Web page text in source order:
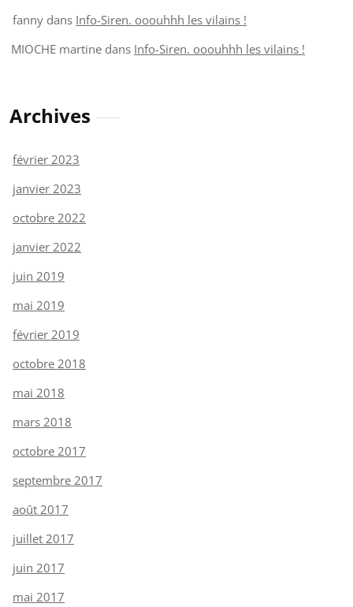
fanny dans Info-Siren. ooouhhh les vilains !
MIOCHE martine dans Info-Siren. ooouhhh les vilains !
Archives
février 2023
janvier 2023
octobre 2022
janvier 2022
juin 2019
mai 2019
février 2019
octobre 2018
mai 2018
mars 2018
octobre 2017
septembre 2017
août 2017
juillet 2017
juin 2017
mai 2017